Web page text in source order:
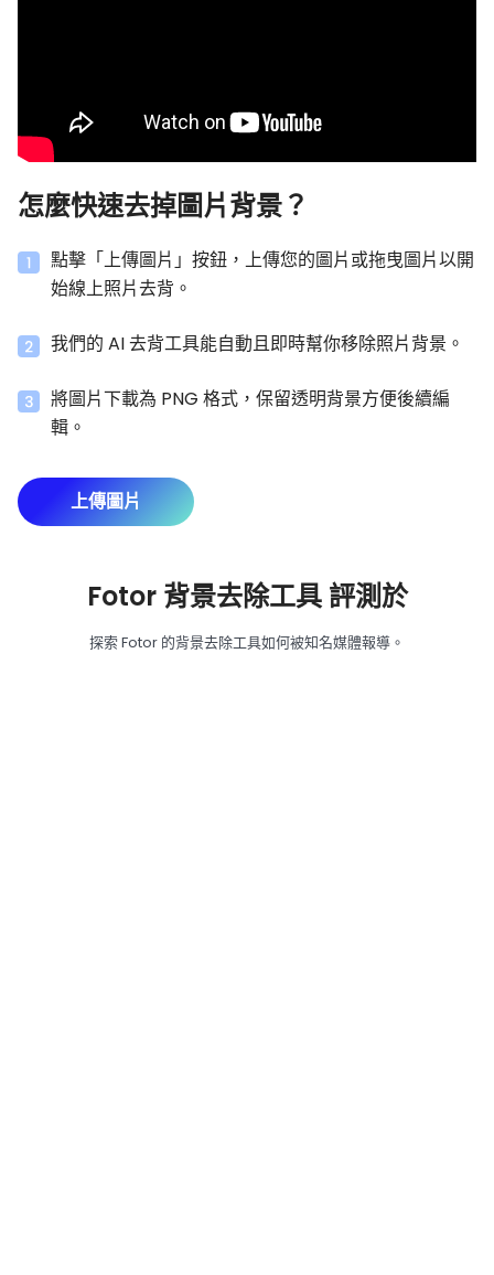
怎麼快速去掉圖片背景？
點擊「上傳圖片」按鈕，上傳您的圖片或拖曳圖片以開
始線上照片去背。
我們的 AI 去背工具能自動且即時幫你移除照片背景。
將圖片下載為 PNG 格式，保留透明背景方便後續編
輯。
上傳圖片
Fotor 背景去除工具 評測於
探索 Fotor 的背景去除工具如何被知名媒體報導。